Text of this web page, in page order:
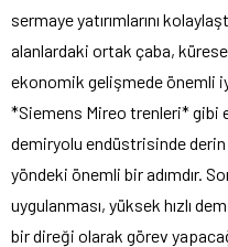
sermaye yatırımlarını
alanlardaki ortak çaba,
ekonomik gelişmede önemli
*Siemens Mireo trenleri* gibi
demiryolu endüstrisinde
yöndeki önemli bir adımdır.
uygulanması, yüksek hızlı
bir direği olarak görev